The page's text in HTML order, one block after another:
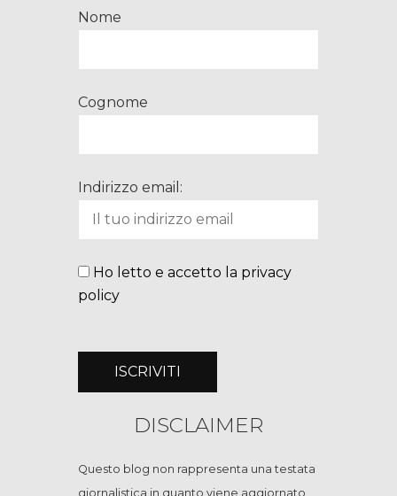
Nome
Cognome
Indirizzo email:
Ho letto e accetto la privacy
policy
DISCLAIMER
Questo blog non rappresenta una testata
giornalistica in quanto viene aggiornato